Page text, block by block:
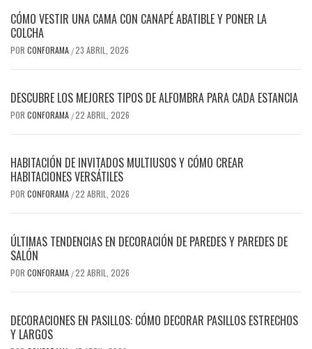
CÓMO VESTIR UNA CAMA CON CANAPÉ ABATIBLE Y PONER LA
COLCHA
POR CONFORAMA /23 ABRIL, 2026
DESCUBRE LOS MEJORES TIPOS DE ALFOMBRA PARA CADA ESTANCIA
POR CONFORAMA /22 ABRIL, 2026
HABITACIÓN DE INVITADOS MULTIUSOS Y CÓMO CREAR
HABITACIONES VERSÁTILES
POR CONFORAMA /22 ABRIL, 2026
ÚLTIMAS TENDENCIAS EN DECORACIÓN DE PAREDES Y PAREDES DE
SALÓN
POR CONFORAMA /22 ABRIL, 2026
DECORACIONES EN PASILLOS: CÓMO DECORAR PASILLOS ESTRECHOS
Y LARGOS